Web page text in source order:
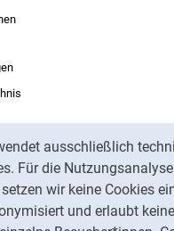
ausschließlich
Für die
wir keine Cookies
und erlaubt keine